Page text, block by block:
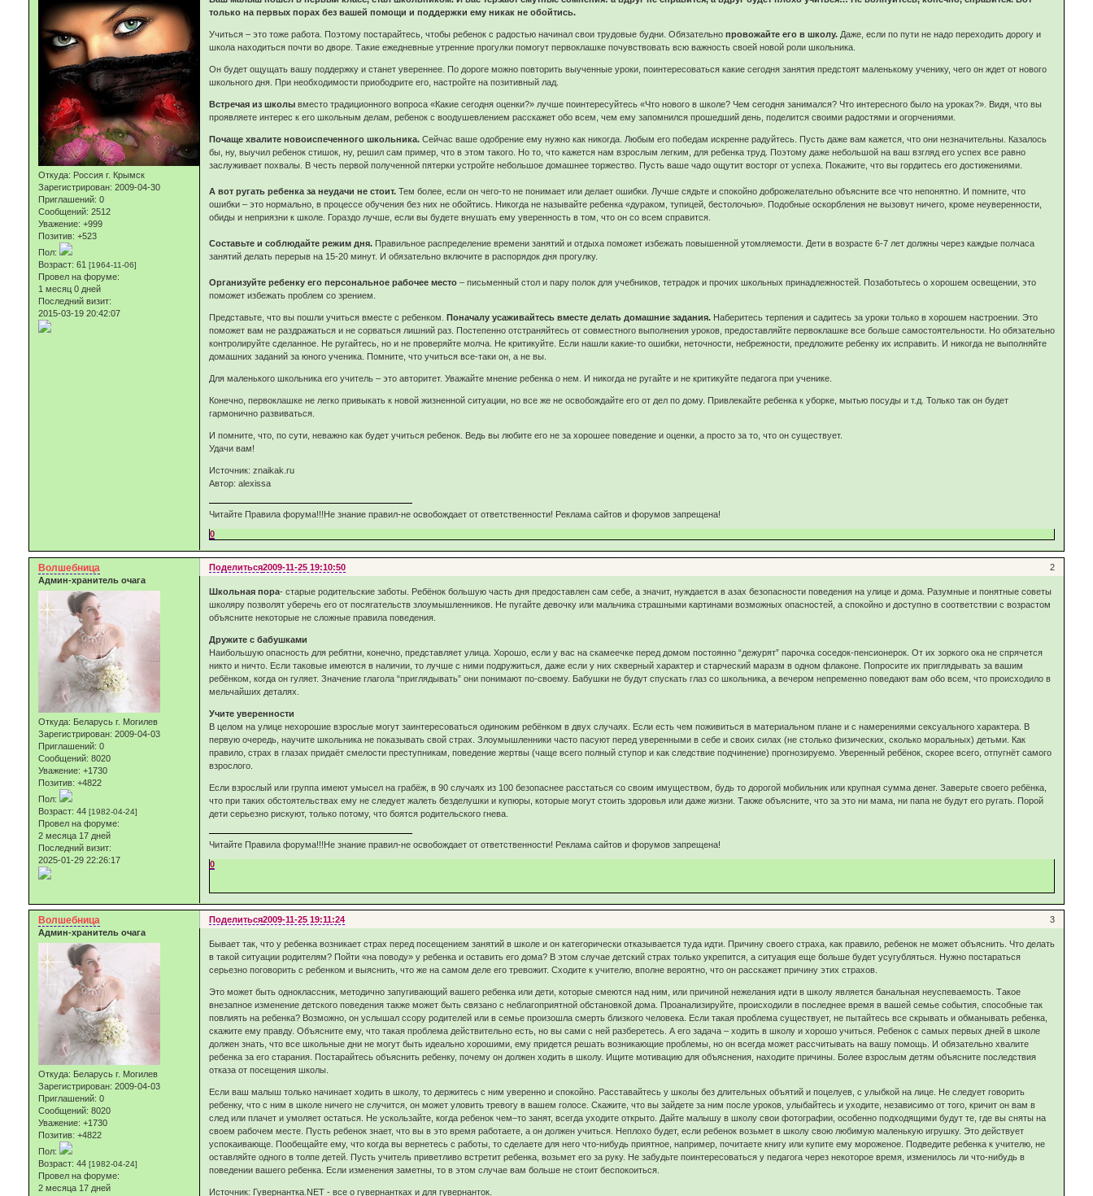
Откуда: Россия г. Крымск
Зарегистрирован: 2009-04-30
Приглашений: 0
Сообщений: 2512
Уважение: +999
Позитив: +523
Пол:
Возраст: 61 [1964-11-06]
Провел на форуме:
1 месяц 0 дней
Последний визит:
2015-03-19 20:42:07
только на первых порах без вашей помощи и поддержки ему никак не обойтись.
Учиться – это тоже работа. Поэтому постарайтесь, чтобы ребенок с радостью начинал свои трудовые будни. Обязательно провожайте его в школу.Даже, если по пути не надо переходить дорогу и
школа находиться почти во дворе. Такие ежедневные утренние прогулки помогут первоклашке почувствовать всю важность своей новой роли школьника.
Он будет ощущать вашу поддержку и станет увереннее. По дороге можно повторить выученные уроки, поинтересоваться какие сегодня занятия предстоят маленькому ученику, чего он ждет от нового
школьного дня. При необходимости приободрите его, настройте на позитивный лад.
Встречая из школывместо традиционного вопроса «Какие сегодня оценки?» лучше поинтересуйтесь «Что нового в школе? Чем сегодня занимался? Что интересного было на уроках?». Видя, что вы
проявляете интерес к его школьным делам, ребенок с воодушевлением расскажет обо всем, чем ему запомнился прошедший день, поделится своими радостями и огорчениями.
Почаще хвалите новоиспеченного школьника.Сейчас ваше одобрение ему нужно как никогда. Любым его победам искренне радуйтесь. Пусть даже вам кажется, что они незначительны. Казалось
бы, ну, выучил ребенок стишок, ну, решил сам пример, что в этом такого. Но то, что кажется нам взрослым легким, для ребенка труд. Поэтому даже небольшой на ваш взгляд его успех все равно
заслуживает похвалы. В честь первой полученной пятерки устройте небольшое домашнее торжество. Пусть ваше чадо ощутит восторг от успеха. Покажите, что вы гордитесь его достижениями.
А вот ругать ребенка за неудачи не стоит. Тем более, если он чего-то не понимает или делает ошибки. Лучше сядьте и спокойно доброжелательно объясните все что непонятно. И помните, что
ошибки – это нормально, в процессе обучения без них не обойтись. Никогда не называйте ребенка «дураком, тупицей, бестолочью». Подобные оскорбления не вызовут ничего, кроме неуверенности,
обиды и неприязни к школе. Гораздо лучше, если вы будете внушать ему уверенность в том, что он со всем справится.
Составьте и соблюдайте режим дня.Правильное распределение времени занятий и отдыха поможет избежать повышенной утомляемости. Дети в возрасте 6-7 лет должны через каждые полчаса
занятий делать перерыв на 15-20 минут. И обязательно включите в распорядок дня прогулку.
Организуйте ребенку его персональное рабочее место – письменный стол и пару полок для учебников, тетрадок и прочих школьных принадлежностей. Позаботьтесь о хорошем освещении, это
поможет избежать проблем со зрением.
Представьте, что вы пошли учиться вместе с ребенком. Поначалу усаживайтесь вместе делать домашние задания.Наберитесь терпения и садитесь за уроки только в хорошем настроении. Это
поможет вам не раздражаться и не сорваться лишний раз. Постепенно отстраняйтесь от совместного выполнения уроков, предоставляйте первоклашке все больше самостоятельности. Но обязательно
контролируйте сделанное. Не ругайтесь, но и не проверяйте молча. Не критикуйте. Если нашли какие-то ошибки, неточности, небрежности, предложите ребенку их исправить. И никогда не выполняйте
домашних заданий за юного ученика. Помните, что учиться все-таки он, а не вы.
Для маленького школьника его учитель – это авторитет. Уважайте мнение ребенка о нем. И никогда не ругайте и не критикуйте педагога при ученике.
Конечно, первоклашке не легко привыкать к новой жизненной ситуации, но все же не освобождайте его от дел по дому. Привлекайте ребенка к уборке, мытью посуды и т.д. Только так он будет
гармонично развиваться.
И помните, что, по сути, неважно как будет учиться ребенок. Ведь вы любите его не за хорошее поведение и оценки, а просто за то, что он существует.
Удачи вам!
Источник: znaikak.ru
Автор: alexissa
Читайте Правила форума!!!Не знание правил-не освобождает от ответственности! Реклама сайтов и форумов запрещена!
0
Поделиться 2
2009-11-25 19:10:50
Волшебница
Админ-хранитель очага
Откуда: Беларусь г. Могилев
Зарегистрирован: 2009-04-03
Приглашений: 0
Сообщений: 8020
Уважение: +1730
Позитив: +4822
Пол:
Возраст: 44 [1982-04-24]
Провел на форуме:
2 месяца 17 дней
Последний визит:
2025-01-29 22:26:17
Школьная пора- старые родительские заботы. Ребёнок большую часть дня предоставлен сам себе, а значит, нуждается в азах безопасности поведения на улице и дома. Разумные и понятные советы
школяру позволят уберечь его от посягательств злоумышленников. Не пугайте девочку или мальчика страшными картинами возможных опасностей, а спокойно и доступно в соответствии с возрастом
объясните некоторые не сложные правила поведения.
Дружите с бабушками
Наибольшую опасность для ребятни, конечно, представляет улица. Хорошо, если у вас на скамеечке перед домом постоянно “дежурят” парочка соседок-пенсионерок. От их зоркого ока не спрячется
никто и ничто. Если таковые имеются в наличии, то лучше с ними подружиться, даже если у них скверный характер и старческий маразм в одном флаконе. Попросите их приглядывать за вашим
ребёнком, когда он гуляет. Значение глагола “приглядывать” они понимают по-своему. Бабушки не будут спускать глаз со школьника, а вечером непременно поведают вам обо всем, что происходило в
мельчайших деталях.
Учите уверенности
В целом на улице нехорошие взрослые могут заинтересоваться одиноким ребёнком в двух случаях. Если есть чем поживиться в материальном плане и с намерениями сексуального характера. В
первую очередь, научите школьника не показывать свой страх. Злоумышленники часто пасуют перед уверенными в себе и своих силах (не столько физических, сколько моральных) детьми. Как
правило, страх в глазах придаёт смелости преступникам, поведение жертвы (чаще всего полный ступор и как следствие подчинение) прогнозируемо. Уверенный ребёнок, скорее всего, отпугнёт самого
взрослого.
Если взрослый или группа имеют умысел на грабёж, в 90 случаях из 100 безопаснее расстаться со своим имуществом, будь то дорогой мобильник или крупная сумма денег. Заверьте своего ребёнка,
что при таких обстоятельствах ему не следует жалеть безделушки и купюры, которые могут стоить здоровья или даже жизни. Также объясните, что за это ни мама, ни папа не будут его ругать. Порой
дети серьезно рискуют, только потому, что боятся родительского гнева.
Читайте Правила форума!!!Не знание правил-не освобождает от ответственности! Реклама сайтов и форумов запрещена!
0
Поделиться 3
2009-11-25 19:11:24
Волшебница
Админ-хранитель очага
Откуда: Беларусь г. Могилев
Зарегистрирован: 2009-04-03
Приглашений: 0
Сообщений: 8020
Уважение: +1730
Позитив: +4822
Пол:
Возраст: 44 [1982-04-24]
Провел на форуме:
2 месяца 17 дней
Бывает так, что у ребенка возникает страх перед посещением занятий в школе и он категорически отказывается туда идти. Причину своего страха, как правило, ребенок не может объяснить. Что делать
в такой ситуации родителям? Пойти «на поводу» у ребенка и оставить его дома? В этом случае детский страх только укрепится, а ситуация еще больше будет усугубляться. Нужно постараться
серьезно поговорить с ребенком и выяснить, что же на самом деле его тревожит. Сходите к учителю, вполне вероятно, что он расскажет причину этих страхов.
Это может быть одноклассник, методично запугивающий вашего ребенка или дети, которые смеются над ним, или причиной нежелания идти в школу является банальная неуспеваемость. Такое
внезапное изменение детского поведения также может быть связано с неблагоприятной обстановкой дома. Проанализируйте, происходили в последнее время в вашей семье события, способные так
повлиять на ребенка? Возможно, он услышал ссору родителей или в семье произошла смерть близкого человека. Если такая проблема существует, не пытайтесь все скрывать и обманывать ребенка,
скажите ему правду. Объясните ему, что такая проблема действительно есть, но вы сами с ней разберетесь. А его задача – ходить в школу и хорошо учиться. Ребенок с самых первых дней в школе
должен знать, что все школьные дни не могут быть идеально хорошими, ему придется решать возникающие проблемы, но он всегда может рассчитывать на вашу помощь. И обязательно хвалите
ребенка за его старания. Постарайтесь объяснить ребенку, почему он должен ходить в школу. Ищите мотивацию для объяснения, находите причины. Более взрослым детям объясните последствия
отказа от посещения школы.
Если ваш малыш только начинает ходить в школу, то держитесь с ним уверенно и спокойно. Расставайтесь у школы без длительных объятий и поцелуев, с улыбкой на лице. Не следует говорить
ребенку, что с ним в школе ничего не случится, он может уловить тревогу в вашем голосе. Скажите, что вы зайдете за ним после уроков, улыбайтесь и уходите, независимо от того, кричит он вам в
след или плачет и умоляет остаться. Не ускользайте, когда ребенок чем–то занят, всегда уходите открыто. Дайте малышу в школу свои фотографии, особенно подходящими будут те, где вы сняты на
своем рабочем месте. Пусть ребенок знает, что вы в это время работаете, а он должен учиться. Неплохо будет, если ребенок возьмет в школу свою любимую маленькую игрушку. Это действует
успокаивающе. Пообещайте ему, что когда вы вернетесь с работы, то сделаете для него что-нибудь приятное, например, почитаете книгу или купите ему мороженое. Подведите ребенка к учителю, не
оставляйте одного в толпе детей. Пусть учитель приветливо встретит ребенка, возьмет его за руку. Не забудьте поинтересоваться у педагога через некоторое время, изменилось ли что-нибудь в
поведении вашего ребенка. Если изменения заметны, то в этом случае вам больше не стоит беспокоиться.
Источник: Гувернантка.NET - все о гувернантках и для гувернанток.